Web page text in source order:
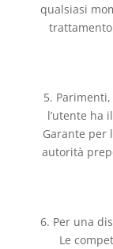
qualsiasi
5.
l’utente ha
Garante per
autorità
6. Per una
Le